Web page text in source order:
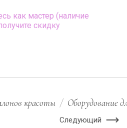
как мастер (наличие
скидку
красоты / Оборудование
Следующий